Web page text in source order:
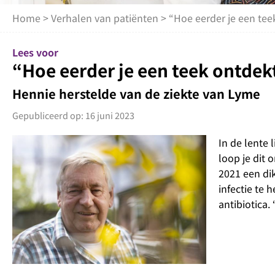
Home >Verhalen van patiënten > “Hoe eerder je een
Lees voor
“Hoe eerder je een teek
Hennie herstelde van de ziekte van Lyme
Gepubliceerd op: 16 juni 2023
In de lente
loop je dit
2021 een
infectie te
antibiotica.